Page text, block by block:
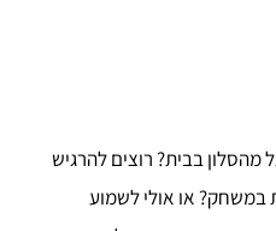
בבית? רוצים להרגיש
במשחק? או אולי לשמוע